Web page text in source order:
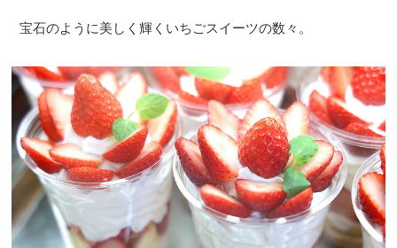
宝石のように美しく輝くいちごスイーツの数々。